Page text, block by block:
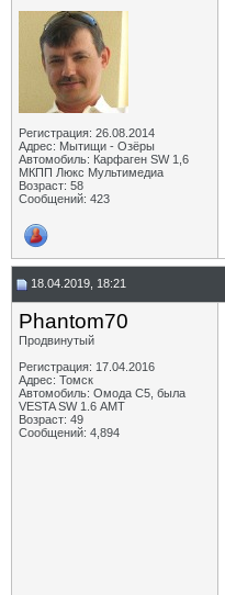
Регистрация: 26.08.2014
Адрес: Мытищи - Озёры
Автомобиль: Карфаген SW 1,6
МКПП Люкс Мультимедиа
Возраст: 58
Сообщений: 423
18.04.2019, 18:21
Phantom70
Продвинутый
Регистрация: 17.04.2016
Адрес: Томск
Автомобиль: Омода С5, была
VESTA SW 1.6 АМТ
Возраст: 49
Сообщений: 4,894